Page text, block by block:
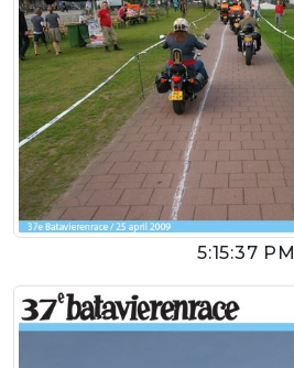
5:15:37 PM